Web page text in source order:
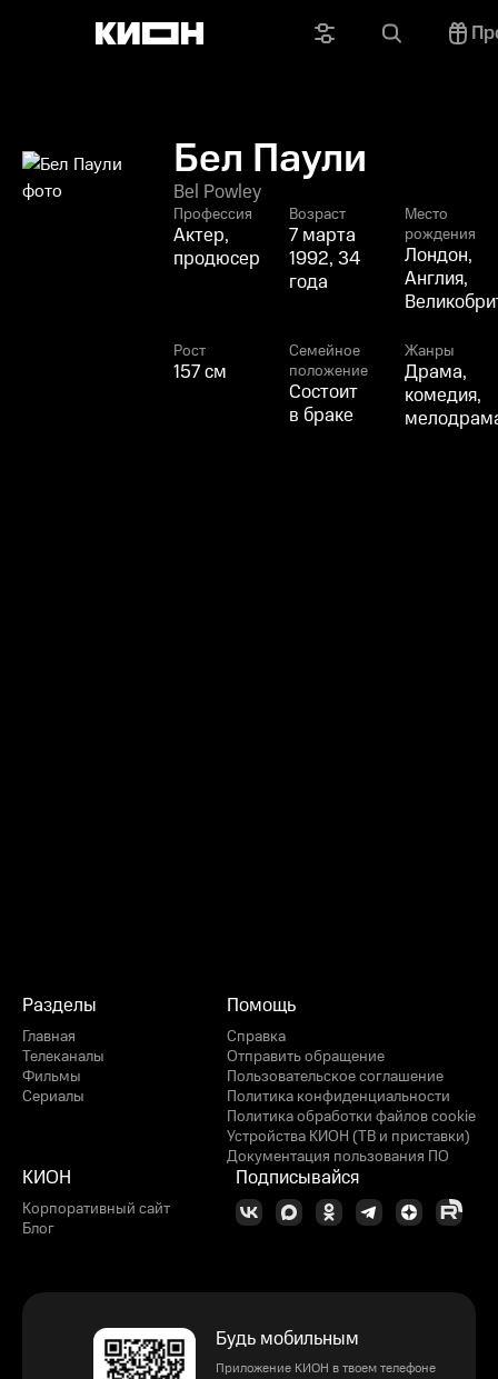
Бел Паули
Bel Powley
Профессия
Актер,
продюсер
Возраст
7 марта
1992, 34
года
Место
рождения
Лондон,
Англия,
Рост
157 см
Семейное
положение
Состоит
в браке
Жанры
Драма,
комедия,
Разделы
Главная
Телеканалы
Фильмы
Сериалы
Помощь
Справка
Отправить обращение
Пользовательское соглашение
Политика конфиденциальности
Политика обработки файлов cookie
Устройства КИОН (ТВ и приставки)
Документация пользования ПО
КИОН
Корпоративный сайт
Блог
Подписывайся
Будь мобильным
Приложение КИОН в твоем телефоне